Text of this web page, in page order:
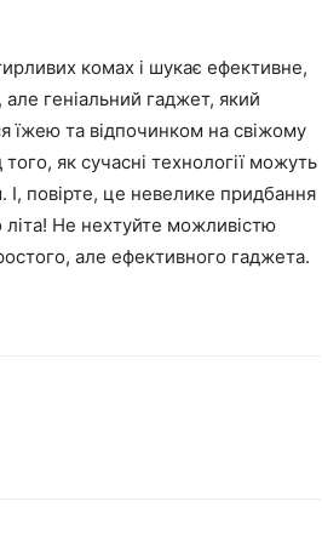
комах і шукає ефективне,
геніальний гаджет, який
їжею та відпочинком на свіжому
як сучасні технології можуть
повірте, це невелике придбання
Не нехтуйте можливістю
але ефективного гаджета.